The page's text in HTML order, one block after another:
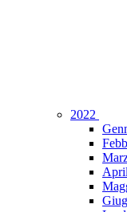
2022